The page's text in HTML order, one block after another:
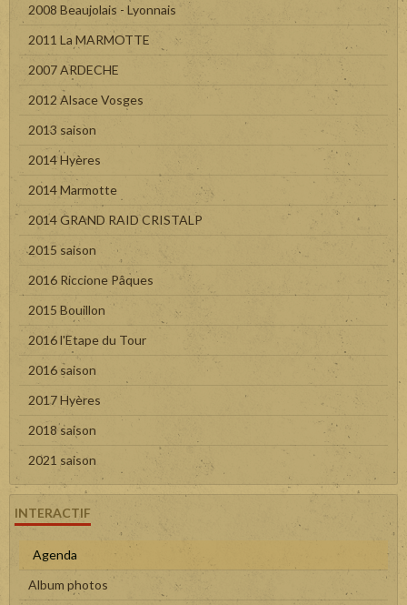
2008 Beaujolais - Lyonnais
2011 La MARMOTTE
2007 ARDECHE
2012 Alsace Vosges
2013 saison
2014 Hyères
2014 Marmotte
2014 GRAND RAID CRISTALP
2015 saison
2016 Riccione Pâques
2015 Bouillon
2016 l'Etape du Tour
2016 saison
2017 Hyères
2018 saison
2021 saison
INTERACTIF
Agenda
Album photos